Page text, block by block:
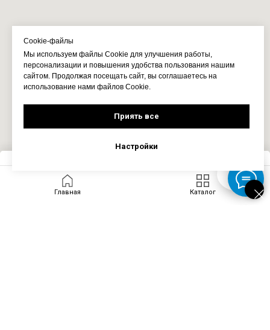
Cookie-файлы
Мы используем файлы Cookie для улучшения работы,
персонализации и повышения удобства пользования нашим
сайтом. Продолжая посещать сайт, вы соглашаетесь на
использование нами файлов Cookie.
Приять все
Настройки
Главная Каталог